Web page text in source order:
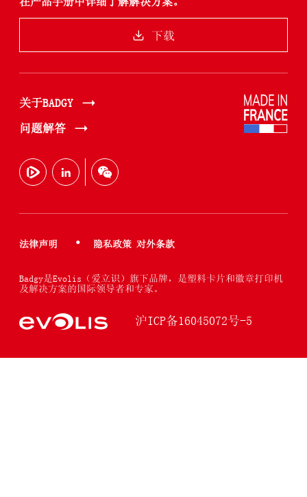
下载
关于BADGY
问题解答
法律声明 隐私政策 对外条款
Badgy是Evolis（爱立识）旗下品牌，是塑料卡片和徽章打印机
及解决方案的国际领导者和专家。
沪ICP备16045072号-5